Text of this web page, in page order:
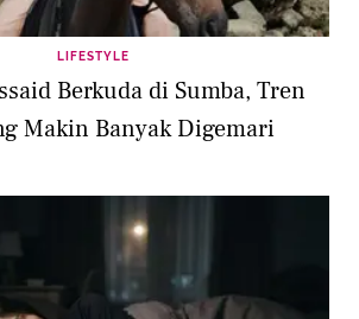
LIFESTYLE
Berkuda di Sumba, Tren
Makin Banyak Digemari